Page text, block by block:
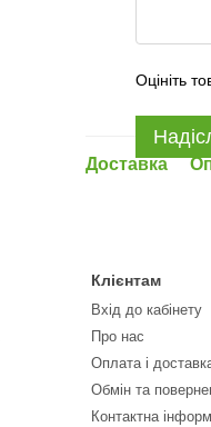
Оцініть
Доставка
Клієнтам
Вхід до кабінету
Про нас
Оплата і
Обмін та
Контактна